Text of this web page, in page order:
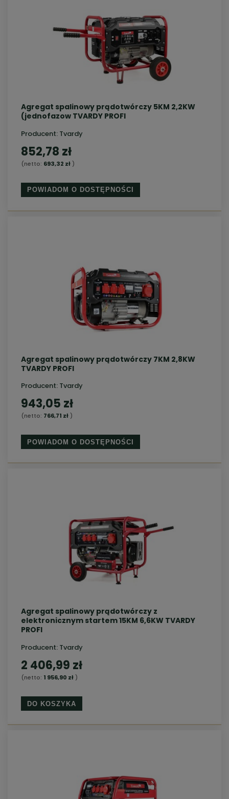
Agregat spalinowy prądotwórczy 5KM 2,2KW
(jednofazow TVARDY PROFI
Producent: Tvardy
852,78 zł
(netto: 693,32 zł)
POWIADOM O DOSTĘPNOŚCI
Agregat spalinowy prądotwórczy 7KM 2,8KW
TVARDY PROFI
Producent: Tvardy
943,05 zł
(netto: 766,71 zł)
POWIADOM O DOSTĘPNOŚCI
Agregat spalinowy prądotwórczy z
elektronicznym startem 15KM 6,6KW TVARDY
PROFI
Producent: Tvardy
2 406,99 zł
(netto: 1 956,90 zł)
DO KOSZYKA